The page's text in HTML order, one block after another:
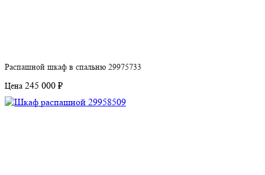
Распашной шкаф в спальню 29975733
Цена 245 000 ₽